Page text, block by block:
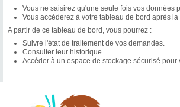
Vous ne saisirez qu'une seule fois vos données
Vous accèderez à votre tableau de bord après
A partir de ce tableau de bord, vous pourrez :
Suivre l'état de traitement de vos demandes.
Consulter leur historique.
Accéder à un espace de stockage sécurisé pour